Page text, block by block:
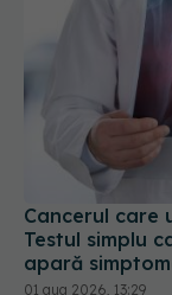
Cancerul care
Testul simplu
apară
01 aug 2026, 13:29